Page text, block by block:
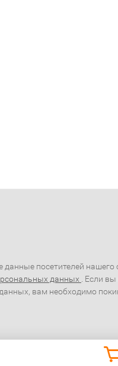
посетителей нашего
данных
. Если
вам необходимо